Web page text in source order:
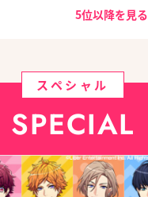
5位以降を見る
スペシャル
SPECIAL